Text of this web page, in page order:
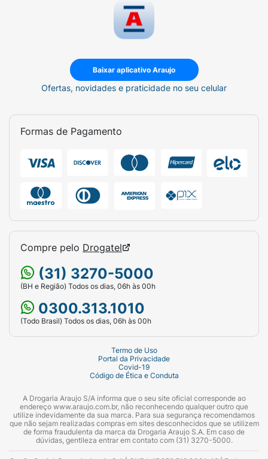
Baixar aplicativo Araujo
Ofertas, novidades e praticidade no seu celular
Formas de Pagamento
Compre pelo Drogatel
(31) 3270-5000
(BH e Região) Todos os dias, 06h às 00h
0300.313.1010
(Todo Brasil) Todos os dias, 06h às 00h
Termo de Uso
Portal da Privacidade
Covid-19
Código de Ética e Conduta
A Drogaria Araujo S/A informa que o seu site oficial corresponde ao
endereço www.araujo.com.br, não reconhecendo qualquer outro que
utilize indevidamente da sua marca. Para sua segurança recomendamos
que não sejam realizadas compras em sites desconhecidos que se utilizem
de forma fraudulenta da marca da Drogaria Araujo S.A. Em caso de
dúvidas, gentileza entrar em contato com (31) 3270-5000.